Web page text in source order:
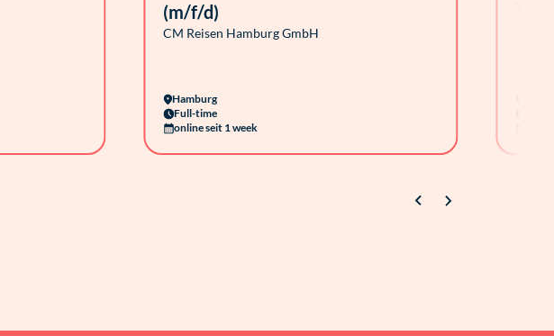
(m/f/d)
CM Reisen Hamburg GmbH
Hamburg
Full-time
online seit 1 week